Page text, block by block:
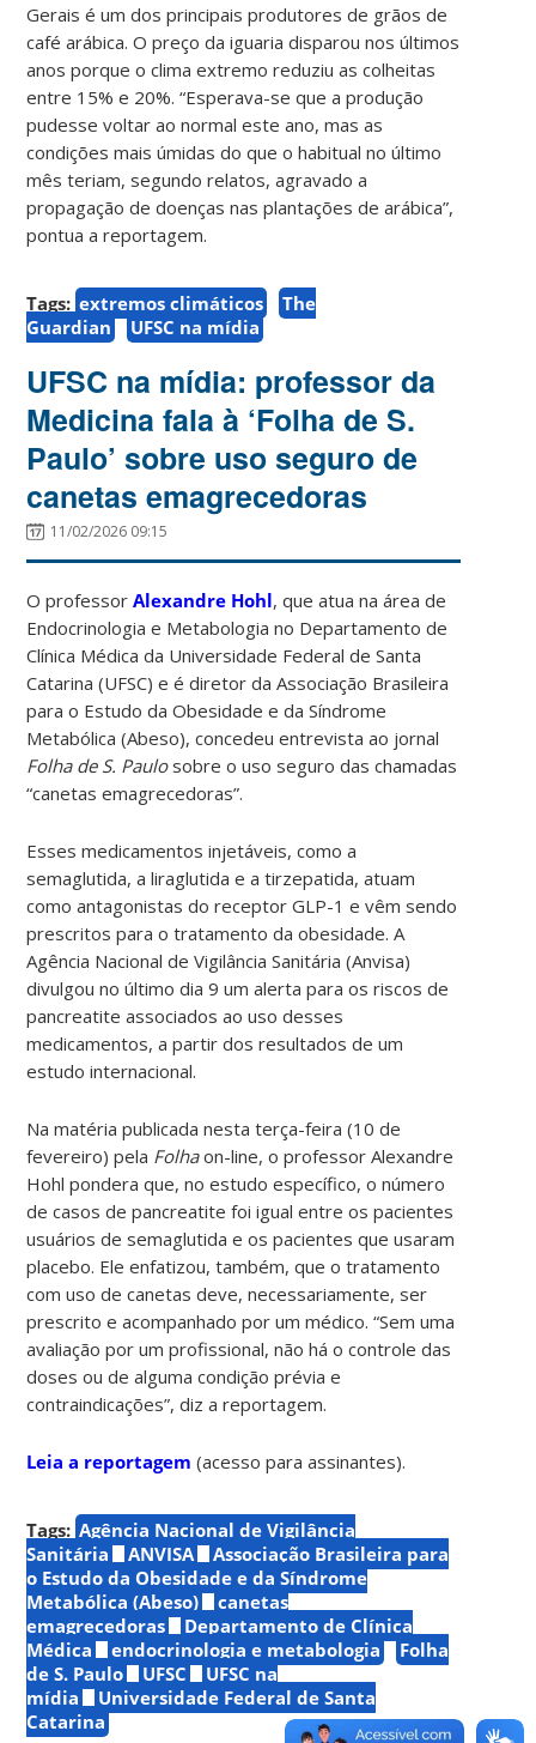
Gerais é um dos principais produtores de grãos de
café arábica. O preço da iguaria disparou nos últimos
anos porque o clima extremo reduziu as colheitas
entre 15% e 20%. “Esperava-se que a produção
pudesse voltar ao normal este ano, mas as
condições mais úmidas do que o habitual no último
mês teriam, segundo relatos, agravado a
propagação de doenças nas plantações de arábica”,
pontua a reportagem.
Tags: extremos climáticos
The
Guardian
UFSC na mídia
UFSC na mídia: professor da
Medicina fala à ‘Folha de S.
Paulo’ sobre uso seguro de
canetas emagrecedoras
11/02/2026 09:15
O professorAlexandre Hohl, que atua na área de
Endocrinologia e Metabologia no Departamento de
Clínica Médica da Universidade Federal de Santa
Catarina (UFSC) e é diretor da Associação Brasileira
para o Estudo da Obesidade e da Síndrome
Metabólica (Abeso), concedeu entrevista ao jornal
Folha de S. Paulosobre o uso seguro das chamadas
“canetas emagrecedoras”.
Esses medicamentos injetáveis, como a
semaglutida, a liraglutida e a tirzepatida, atuam
como antagonistas do receptor GLP-1 e vêm sendo
prescritos para o tratamento da obesidade. A
Agência Nacional de Vigilância Sanitária (Anvisa)
divulgou no último dia 9 um alerta para os riscos de
pancreatite associados ao uso desses
medicamentos, a partir dos resultados de um
estudo internacional.
Na matéria publicada nesta terça-feira (10 de
fevereiro) pela Folhaon-line, o professor Alexandre
Hohl pondera que, no estudo específico, o número
de casos de pancreatite foi igual entre os pacientes
usuários de semaglutida e os pacientes que usaram
placebo. Ele enfatizou, também, que o tratamento
com uso de canetas deve, necessariamente, ser
prescrito e acompanhado por um médico. “Sem uma
avaliação por um profissional, não há o controle das
doses ou de alguma condição prévia e
contraindicações”, diz a reportagem.
Leia a reportagem (acesso para assinantes).
Tags: Agência Nacional de Vigilância
Sanitária
ANVISA
Associação Brasileira para
o Estudo da Obesidade e da Síndrome
Metabólica (Abeso)
canetas
emagrecedoras
Departamento de Clínica
Médica
endocrinologia e metabologia
Folha
de S. Paulo
UFSC
UFSC na
mídia
Universidade Federal de Santa
Catarina